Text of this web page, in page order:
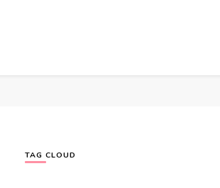
TAG CLOUD